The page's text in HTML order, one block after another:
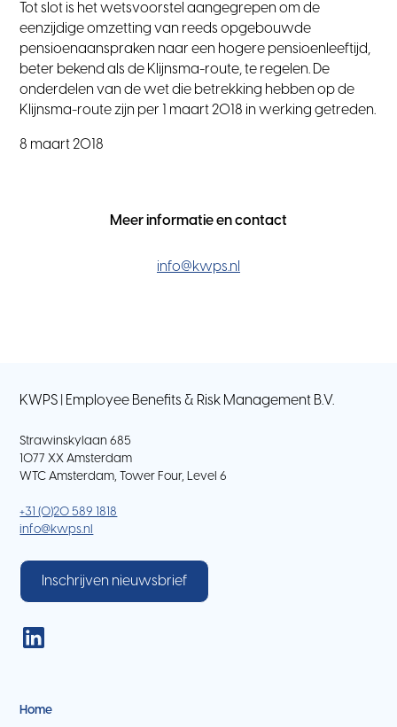
Tot slot is het wetsvoorstel aangegrepen om de
eenzijdige omzetting van reeds opgebouwde
pensioenaanspraken naar een hogere pensioenleeftijd,
beter bekend als de Klijnsma-route, te regelen. De
onderdelen van de wet die betrekking hebben op de
Klijnsma-route zijn per 1 maart 2018 in werking getreden.
8 maart 2018
Meer informatie en contact
info@kwps.nl
KWPS | Employee Benefits & Risk Management B.V.
Strawinskylaan 685
1077 XX Amsterdam
WTC Amsterdam, Tower Four, Level 6
+31 (0)20 589 1818
info@kwps.nl
Inschrijven nieuwsbrief
Home